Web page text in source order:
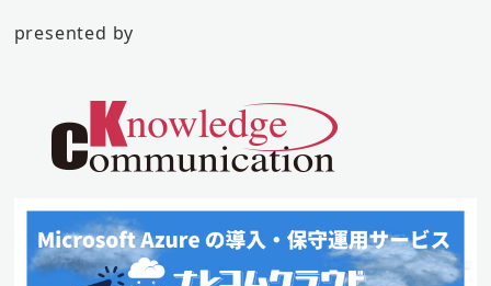
presented by